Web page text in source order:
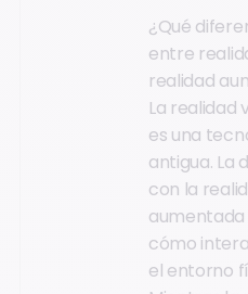
¿Qué
entre
realidad
La realidad
es una
antigua. La
con la
cómo
el entorno